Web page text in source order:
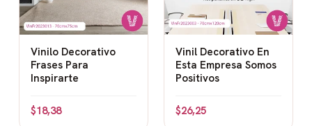
Vinilo Decorativo
Frases Para
Inspirarte
$18,38
Vinil Decorativo En
Esta Empresa Somos
Positivos
$26,25